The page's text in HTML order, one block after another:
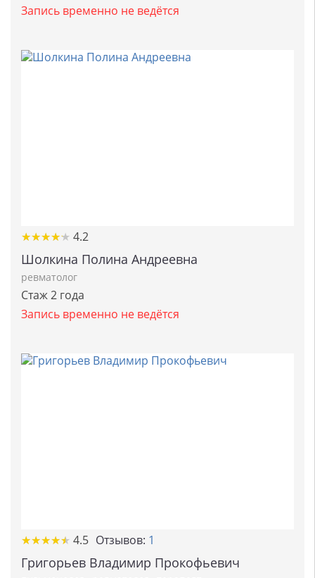
Запись временно не ведётся
★★★★★
★★★★★ 4.2
Шолкина Полина Андреевна
ревматолог
Стаж 2 года
Запись временно не ведётся
★★★★★
★★★★★ 4.5 Отзывов: 1
Григорьев Владимир Прокофьевич